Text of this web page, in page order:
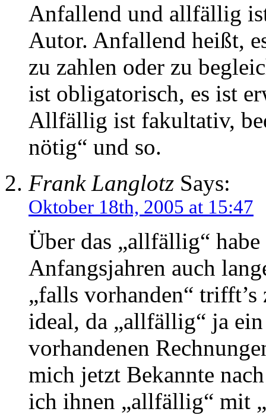
Anfallend und allfällig
Autor. Anfallend heißt,
zu zahlen oder zu
ist obligatorisch, es ist
Allfällig ist fakultativ,
nötig“ und so.
Frank Langlotz Says:
Oktober 18th, 2005 at 15:47
Über das „allfällig“
Anfangsjahren auch
„falls vorhanden“
ideal, da „allfällig“ ja
vorhandenen
mich jetzt Bekannte
ich ihnen „allfällig“ mit